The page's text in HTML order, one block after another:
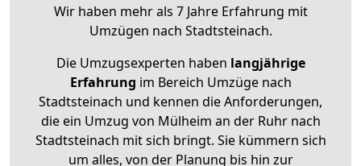
Wir haben mehr als 7 Jahre Erfahrung mit
Umzügen nach Stadtsteinach.
Die Umzugsexperten haben langjährige
Erfahrung im Bereich Umzüge nach
Stadtsteinach und kennen die Anforderungen,
die ein Umzug von Mülheim an der Ruhr nach
Stadtsteinach mit sich bringt. Sie kümmern sich
um alles, von der Planung bis hin zur